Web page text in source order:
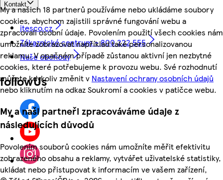
My a našich 18 partnerů používáme nebo ukládáme soubory
cookies, abychom zajistili správné fungování webu a
zpracovali osobní údaje. Povolením použití všech cookies nám
umožníte zobrazovat například také personalizovanou
reklamu. V opačném případě zůstanou aktivní jen nezbytné
cookies, které potřebujeme k provozu webu. Své rozhodnutí
můžete kdykoliv změnit v Nastavení ochrany osobních údajů
nebo kliknutím na odkaz Soukromí a cookies v patičce webu.
My a naši partneři zpracováváme údaje z
následujících důvodů
Povolením souborů cookies nám umožníte měřit efektivitu
zobrazeného obsahu a reklamy, vytvářet uživatelské statistiky,
ukládat nebo přistupovat k informacím ve vašem zařízení,
Kontakt
itesco.cz
Zákaznické centrum - 800 222 555
Naše obchody
followUs